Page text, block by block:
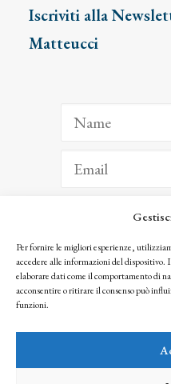
Per fornire le migliori esperienze,
accedere alle informazioni del dispositivo.
elaborare dati come il comportamento di
acconsentire o ritirare il consenso può
funzioni.
Iscriviti alla
Matteucci
Facendo clic per iscriverti, riconosci
seguendo la nostra Privacy Policy
© 2025 Istituto Matteucci. All right reserved
l’autorizzazione scritta dei proprietari